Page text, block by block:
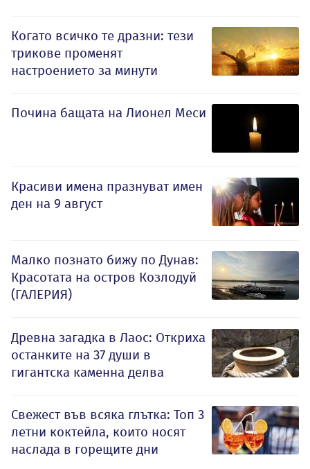
Когато всичко те дразни: тези
трикове променят
настроението за минути
Почина бащата на Лионел Меси
Красиви имена празнуват имен
ден на 9 август
Малко познато бижу по Дунав:
Красотата на остров Козлодуй
(ГАЛЕРИЯ)
Древна загадка в Лаос: Откриха
останките на 37 души в
гигантска каменна делва
Свежест във всяка глътка: Топ 3
летни коктейла, които носят
наслада в горещите дни